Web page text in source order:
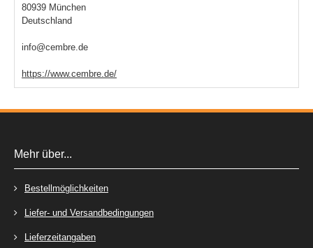
80939 München
Deutschland
info@cembre.de
https://www.cembre.de/
Mehr über...
Bestellmöglichkeiten
Liefer- und Versandbedingungen
Lieferzeitangaben